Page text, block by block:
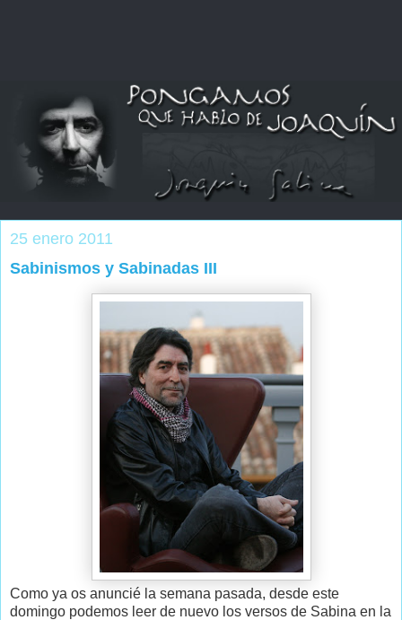
25 enero 2011
Sabinismos y Sabinadas III
Como ya os anuncié la semana pasada, desde este
domingo podemos leer de nuevo los versos de Sabina en la